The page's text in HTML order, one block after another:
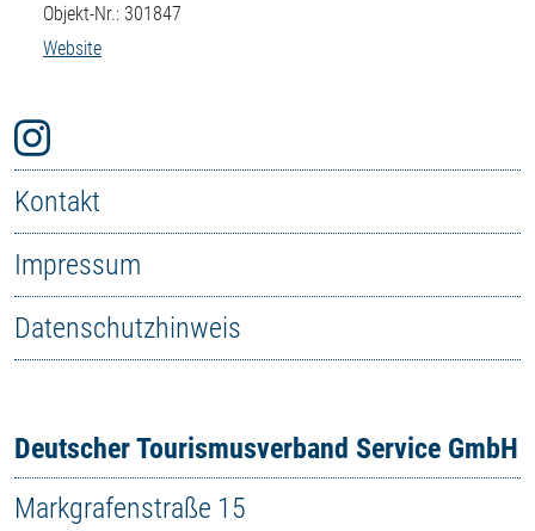
Objekt-Nr.: 301847
Website
Deutscher Tourismusverband Service GmbH
Markgrafenstraße 15
Kontakt
Impressum
Datenschutzhinweis